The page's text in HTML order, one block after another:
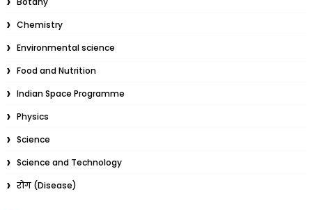
Chemistry
Environmental science
Food and Nutrition
Indian Space Programme
Physics
Science
Science and Technology
रोग (Disease)